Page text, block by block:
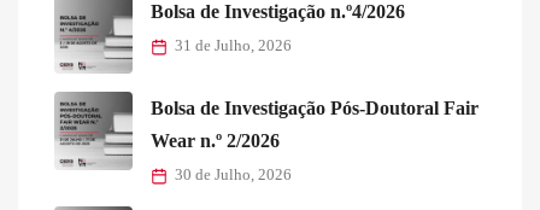
Bolsa de Investigação n.º4/2026
31 de Julho, 2026
Bolsa de Investigação Pós-Doutoral Fair
Wear n.º 2/2026
30 de Julho, 2026